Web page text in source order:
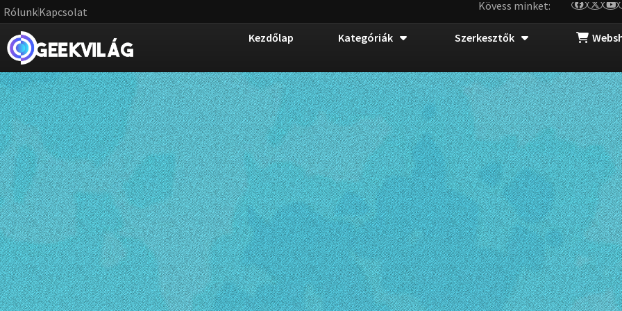
RólunkKapcsolat Kövess minket:
Kezdőlap Kategóriák Szerkesztők